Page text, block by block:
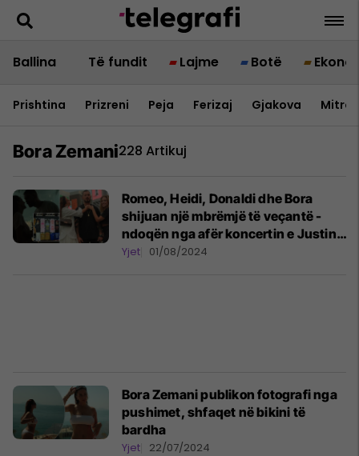
Ballina Të fundit Lajme Botë
Prishtina Prizreni Peja Ferizaj Gjakova
Bora Zemani228 Artikuj
Romeo, Heidi, Donaldi dhe Bora
shijuan një mbrëmjë të veçantë -
ndoqën nga afër koncertin e Justin
Timberlake në Berlin
Yjet 01/08/2024
Bora Zemani publikon fotografi nga
pushimet, shfaqet në bikini të
bardha
Yjet 22/07/2024